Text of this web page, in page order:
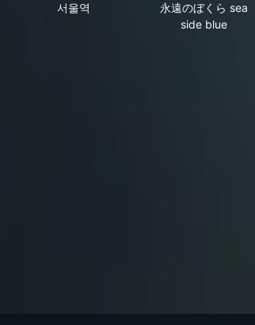
서울역
永遠のぼくら sea
side blue